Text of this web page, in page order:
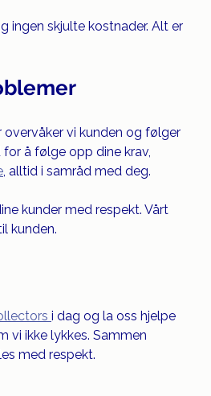
ingen skjulte kostnader. Alt er
overvåker vi kunden og følger
å følge opp dine krav,
, alltid i samråd med deg.
kunder med respekt. Vårt
kunden.
i dag og la oss hjelpe
vi ikke lykkes. Sammen
med respekt.